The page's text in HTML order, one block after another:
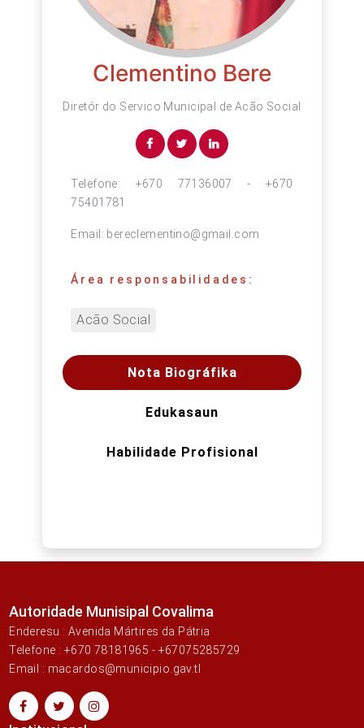
Clementino Bere
Diretór do Servico Municipal de Acão Social
Telefone: +670 77136007 - +670
75401781
Email: bereclementino@gmail.com
Área responsabilidades:
Acão Social
Nota Biográfika
Edukasaun
Habilidade Profisional
Autoridade Munisipal Covalima
Enderesu : Avenida Mártires da Pátria
Telefone : +670 78181965 - +67075285729
Email : macardos@municipio.gav.tl